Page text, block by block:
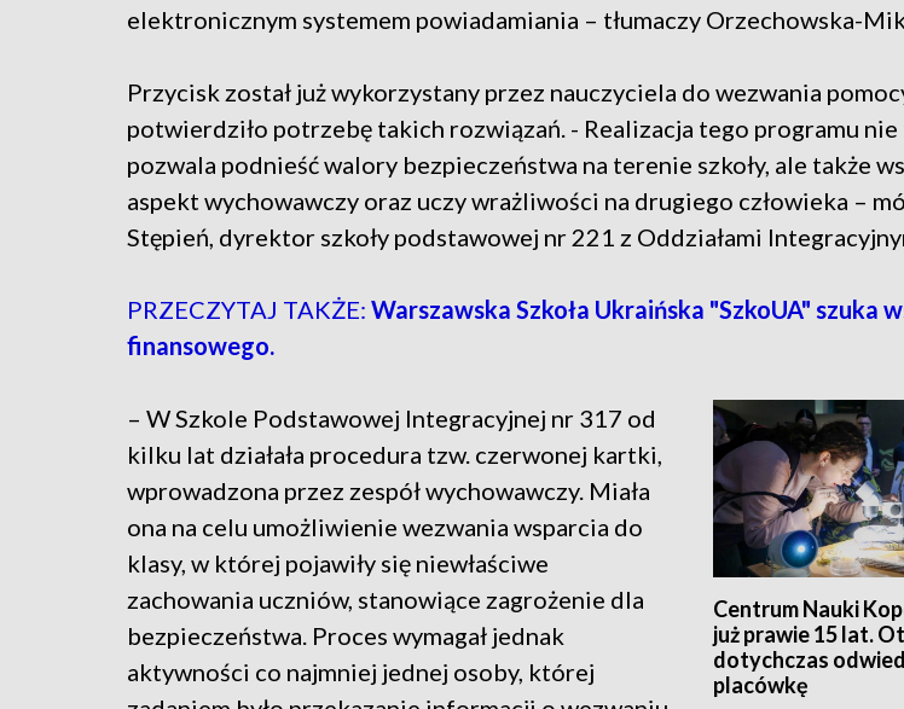
elektronicznym systemem powiadamiania – tłumaczy Orzechowska-
Przycisk został już wykorzystany przez nauczyciela do wezwania
potwierdziło potrzebę takich rozwiązań. - Realizacja tego programu
pozwala podnieść walory bezpieczeństwa na terenie szkoły, ale także
aspekt wychowawczy oraz uczy wrażliwości na drugiego człowieka –
Stępień, dyrektor szkoły podstawowej nr 221 z Oddziałami
PRZECZYTAJ TAKŻE: Warszawska Szkoła Ukraińska "SzkoUA" szuka
finansowego.
Centrum Nauki
już prawie 15 lat.
dotychczas
placówkę
– W Szkole Podstawowej Integracyjnej nr 317 od
kilku lat działała procedura tzw. czerwonej kartki,
wprowadzona przez zespół wychowawczy. Miała
ona na celu umożliwienie wezwania wsparcia do
klasy, w której pojawiły się niewłaściwe
zachowania uczniów, stanowiące zagrożenie dla
bezpieczeństwa. Proces wymagał jednak
aktywności co najmniej jednej osoby, której